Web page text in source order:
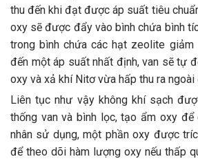
thu đến khi đạt được áp suất tiêu
oxy sẽ được đẩy vào bình chứa bình
trong bình chứa các hạt zeolite
đến một áp suất nhất định, van sẽ tự
oxy và xả khí Nitơ vừa hấp thu ra
Liên tục như vậy không khí sạch
thống van và bình lọc, tạo ẩm oxy
nhân sử dụng, một phần oxy được
để theo dõi hàm lượng oxy nếu thấp